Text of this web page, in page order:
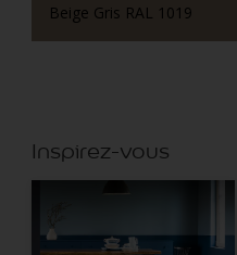
Beige Gris RAL 1019
Inspirez-vous